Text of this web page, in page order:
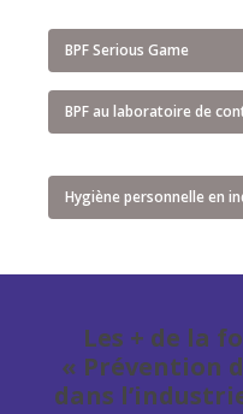
BPF Serious Game
BPF au laboratoire de
Hygiène personnelle en
Les + de la
« Prévention
dans